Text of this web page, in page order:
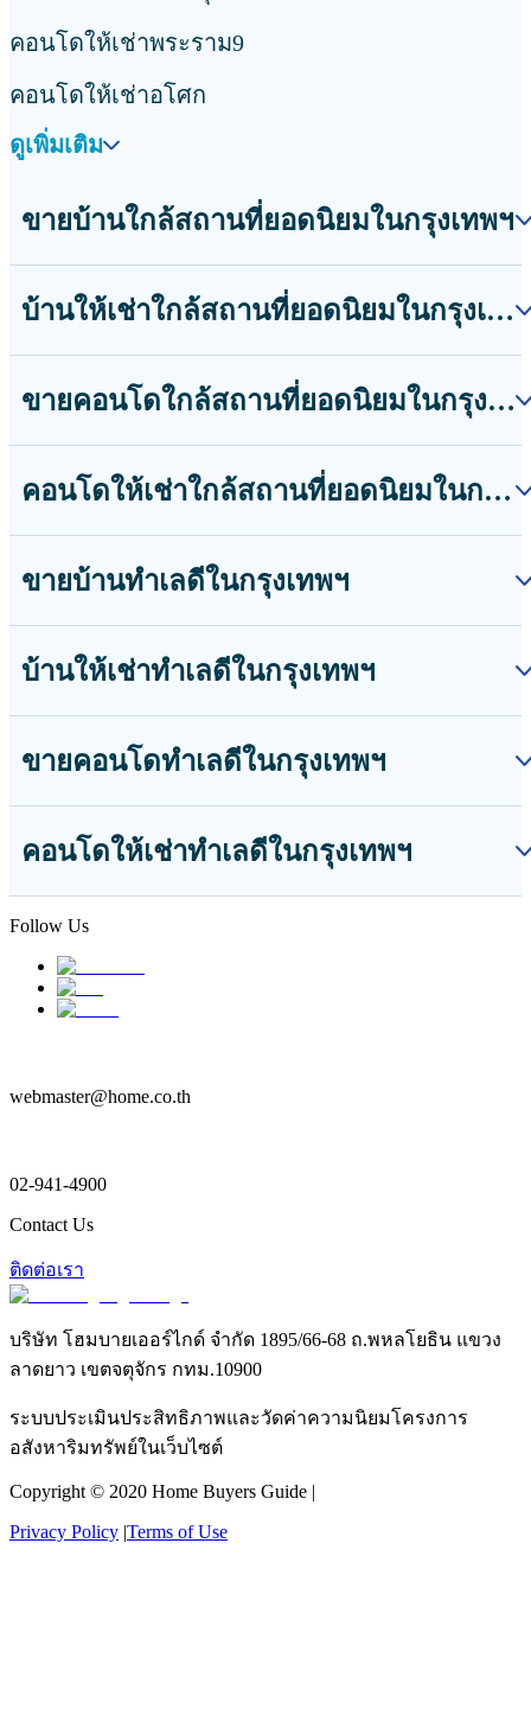
คอนโดให้เช่าพระราม9
คอนโดให้เช่าอโศก
ดูเพิ่มเติม
ขายบ้านใกล้สถานที่ยอดนิยมในกรุงเทพฯ
บ้านให้เช่าใกล้สถานที่ยอดนิยมในกรุงเทพฯ
ขายคอนโดใกล้สถานที่ยอดนิยมในกรุงเทพฯ
คอนโดให้เช่าใกล้สถานที่ยอดนิยมในกรุงเทพฯ
ขายบ้านทำเลดีในกรุงเทพฯ
บ้านให้เช่าทำเลดีในกรุงเทพฯ
ขายคอนโดทำเลดีในกรุงเทพฯ
คอนโดให้เช่าทำเลดีในกรุงเทพฯ
Follow Us
webmaster@home.co.th
02-941-4900
Contact Us
ติดต่อเรา
บริษัท โฮมบายเออร์ไกด์ จำกัด 1895/66-68 ถ.พหลโยธิน แขวง
ลาดยาว เขตจตุจักร กทม.10900
ระบบประเมินประสิทธิภาพและวัดค่าความนิยมโครงการ
อสังหาริมทรัพย์ในเว็บไซต์
Copyright © 2020 Home Buyers Guide |
Privacy Policy |Terms of Use